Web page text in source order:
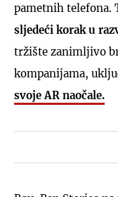
pametnih telefona.
sljedeći korak u
tržište zanimljivo
kompanijama,
svoje AR naočale.